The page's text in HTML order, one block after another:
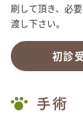
刷して頂き、必
渡し下さい。
初診
手術